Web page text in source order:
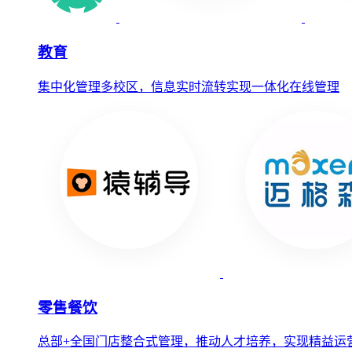
教育
集中化管理多校区，信息实时流转实现一体化在线管理
零售餐饮
总部+全国门店整合式管理，推动人才培养，实现精益运